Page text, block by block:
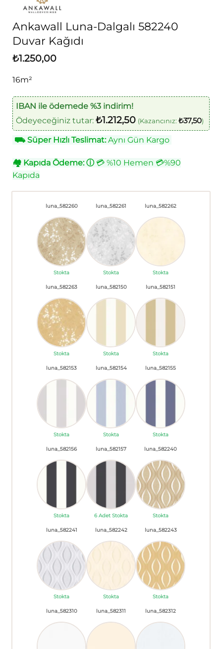
Ankawall Luna-Dalgalı 582240
Duvar Kağıdı
₺1.250,00
16m²
IBAN ile ödemede %3 indirim!
Ödeyeceğiniz tutar: ₺1.212,50 (Kazancınız: ₺37,50)
⛟Süper Hızlı Teslimat:Aynı Gün Kargo
🏘 Kapıda Ödeme: ⓘ💳 %10 Hemen 💳%90
Kapıda
luna_582260
Stokta
luna_582261
Stokta
luna_582262
Stokta
luna_582263
Stokta
luna_582150
Stokta
luna_582151
Stokta
luna_582153
Stokta
luna_582154
Stokta
luna_582155
Stokta
luna_582156
Stokta
luna_582157
6 Adet Stokta
luna_582240
Stokta
luna_582241
Stokta
luna_582242
Stokta
luna_582243
Stokta
luna_582310 luna_582311 luna_582312